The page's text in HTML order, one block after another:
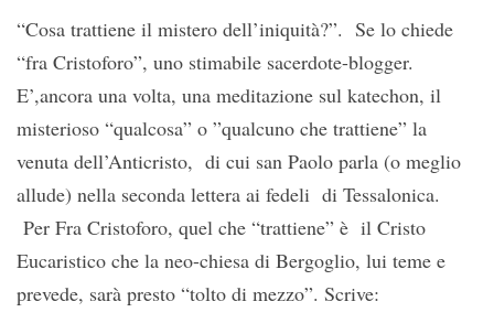
“Cosa trattiene il mistero dell’iniquità?”. Se lo chiede
“fra Cristoforo”, uno stimabile sacerdote-blogger.
E’,ancora una volta, una meditazione sul katechon, il
misterioso “qualcosa” o ”qualcuno che trattiene” la
venuta dell’Anticristo, di cui san Paolo parla (o meglio
allude) nella seconda lettera ai fedeli di Tessalonica.
Per Fra Cristoforo, quel che “trattiene” è il Cristo
Eucaristico che la neo-chiesa di Bergoglio, lui teme e
prevede, sarà presto “tolto di mezzo”. Scrive: